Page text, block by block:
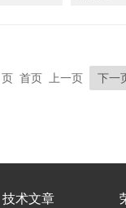
页 首页 上一页 下一
技术文章